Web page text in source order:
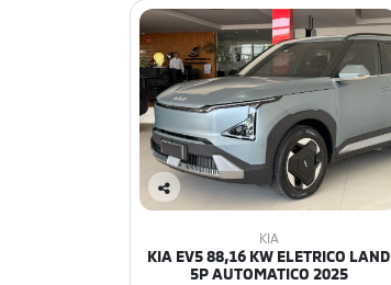
Co
ilh
KIA
KIA EV5 88,16 KW ELETRICO LAND
5P AUTOMATICO 2025